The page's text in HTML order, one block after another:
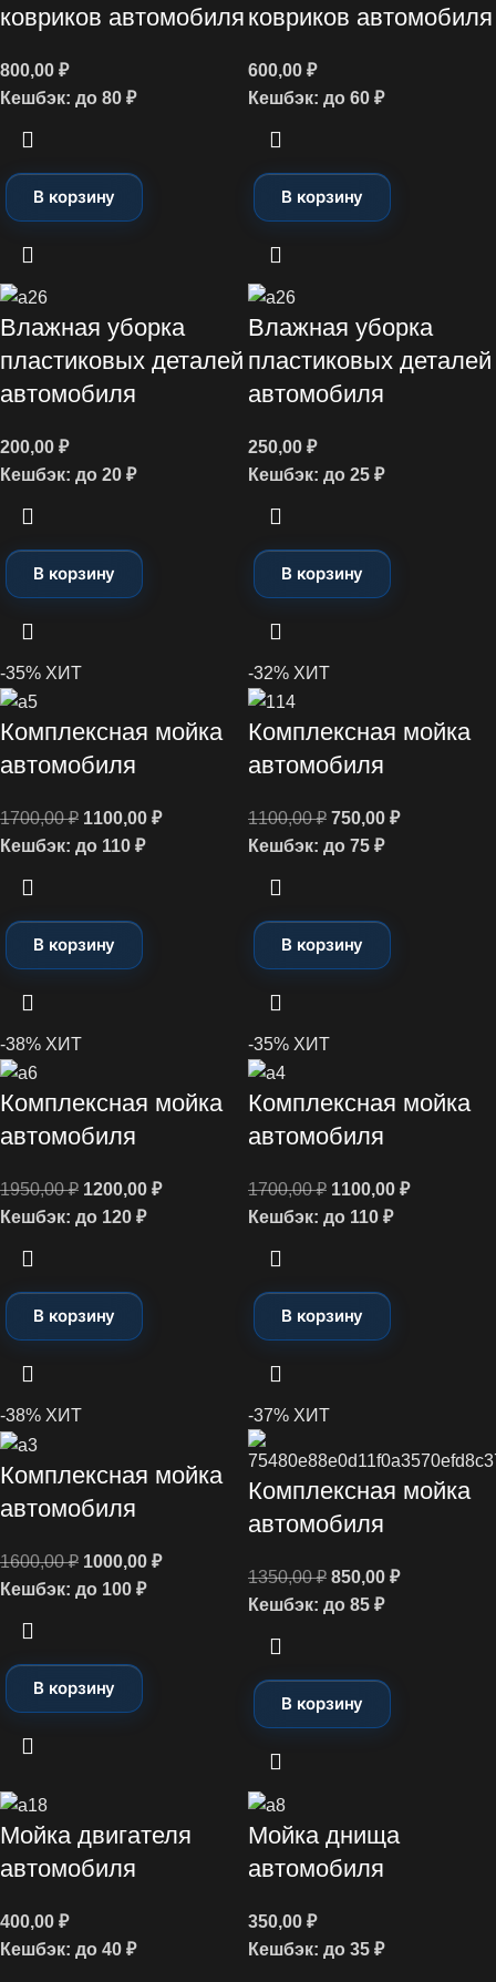
ковриков автомобиля
800,00 ₽
Кешбэк: до 80 ₽
В корзину
ковриков автомобиля
600,00 ₽
Кешбэк: до 60 ₽
В корзину
Влажная уборка
пластиковых деталей
автомобиля
200,00 ₽
Кешбэк: до 20 ₽
В корзину
Влажная уборка
пластиковых деталей
автомобиля
250,00 ₽
Кешбэк: до 25 ₽
В корзину
-35% ХИТ
Комплексная мойка
автомобиля
1700,00₽ 1100,00 ₽
Кешбэк: до 110 ₽
В корзину
-32% ХИТ
Комплексная мойка
автомобиля
1100,00₽ 750,00 ₽
Кешбэк: до 75 ₽
В корзину
-38% ХИТ
Комплексная мойка
автомобиля
1950,00₽ 1200,00 ₽
Кешбэк: до 120 ₽
В корзину
-35% ХИТ
Комплексная мойка
автомобиля
1700,00₽ 1100,00 ₽
Кешбэк: до 110 ₽
В корзину
-38% ХИТ
Комплексная мойка
автомобиля
1600,00₽ 1000,00 ₽
Кешбэк: до 100 ₽
В корзину
-37% ХИТ
Комплексная мойка
автомобиля
1350,00₽ 850,00 ₽
Кешбэк: до 85 ₽
В корзину
Мойка двигателя
автомобиля
400,00 ₽
Кешбэк: до 40 ₽
Мойка днища
автомобиля
350,00 ₽
Кешбэк: до 35 ₽